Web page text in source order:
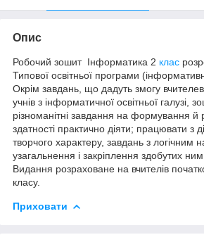
Опис
Робочий зошит Інформатика 2 клас
Типової освітньої програми
Окрім завдань, що дадуть змогу
учнів з інформатичної освітньої галузі,
різноманітні завдання на формування й
здатності практично діяти; працювати з
творчого характеру, завдань з логічним
узагальнення і закріплення здобутих
Видання розраховане на вчителів
класу.
Приховати